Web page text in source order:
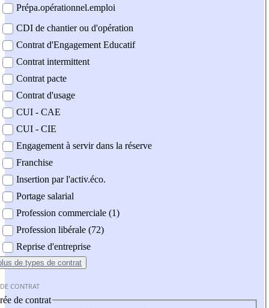
Prépa.opérationnel.emploi
CDI de chantier ou d'opération
Contrat d'Engagement Educatif
Contrat intermittent
Contrat pacte
Contrat d'usage
CUI - CAE
CUI - CIE
Engagement à servir dans la réserve
Franchise
Insertion par l'activ.éco.
Portage salarial
Profession commerciale (1)
Profession libérale (72)
Reprise d'entreprise
de types de contrat
CONTRAT
de contrat